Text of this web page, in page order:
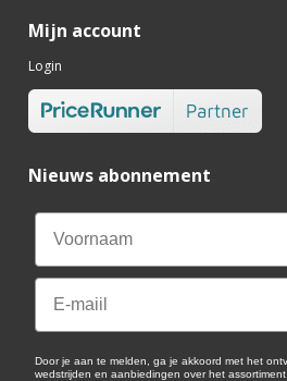
Mijn account
Login
Nieuws abonnement
Email
Door je aan te melden, ga je akkoord met het
wedstrijden en aanbiedingen over het